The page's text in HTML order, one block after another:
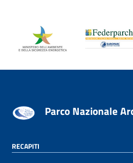
Parco Nazionale
RECAPITI